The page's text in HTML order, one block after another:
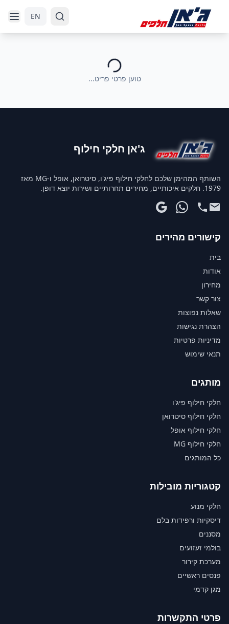
EN
טוען פרטי פריט...
ג'אן חלקי חילוף
השותף המהימן שלכם לחלקי חילוף פיג'ו, סיטרואן, אופל ו-MG מאז
1979. חלקים איכותיים, מחירים תחרותיים ושירות יוצא דופן.
קישורים מהירים
בית
אודות
מחירון
צור קשר
שאלות נפוצות
הצהרת נגישות
מדיניות פרטיות
תנאי שימוש
מותגים
חלקי חילוף פיג'ו
חלקי חילוף סיטרואן
חלקי חילוף אופל
חלקי חילוף MG
כל המותגים
קטגוריות מובילות
חלקי מנוע
דיסקיות ורפידות בלם
מסננים
בולמי זעזועים
מערכת קירור
פנסים ראשיים
מגן קדמי
פרטי התקשרות